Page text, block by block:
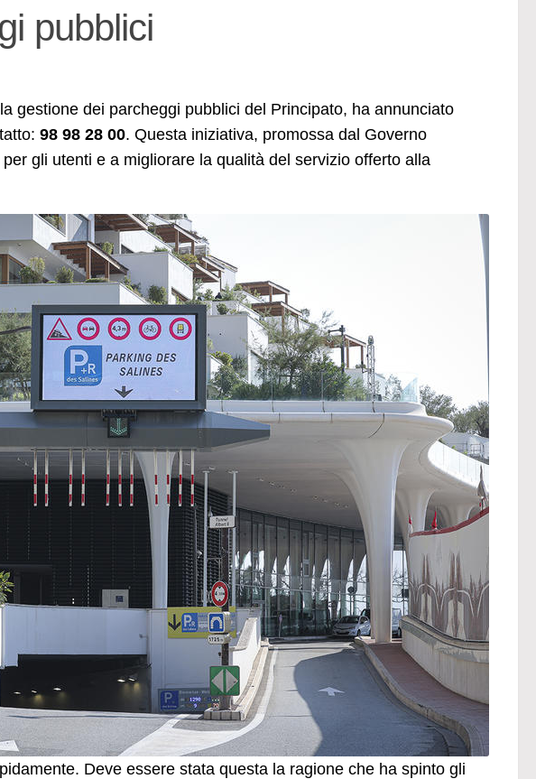
pubblici
gestione dei parcheggi pubblici del Principato, ha annunciato
98 98 28 00. Questa iniziativa, promossa dal Governo
gli utenti e a migliorare la qualità del servizio offerto alla
Deve essere stata questa la ragione che ha spinto gli